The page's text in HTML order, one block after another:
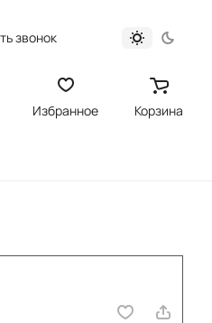
звонок
Избранное Корзина